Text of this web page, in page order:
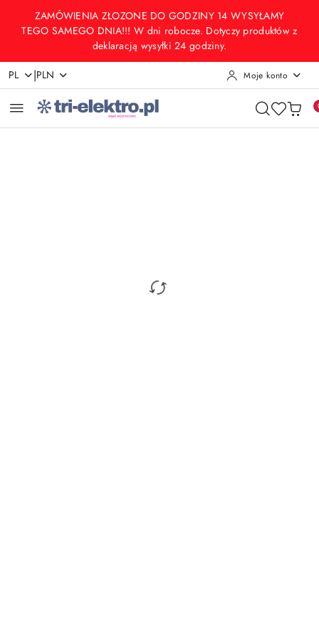
Przejdź do treści głównej
Przejdź do wyszukiwarki
Przejdź do moje konto
Przejdź do menu głównego
Przejdź do opisu produktu
Przejdź do stopki
ZAMÓWIENIA ZŁOZONE DO GODZINY 14 WYSYŁAMY
TEGO SAMEGO DNIA!!! W dni robocze. Dotyczy produktów z
deklaracją wysyłki 24 godziny.
PL |PLN Moje konto